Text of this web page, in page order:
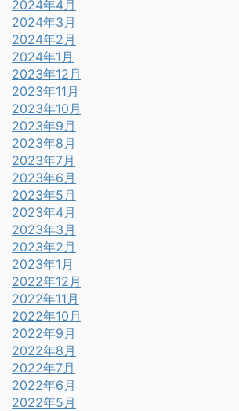
2024年4月
2024年3月
2024年2月
2024年1月
2023年12月
2023年11月
2023年10月
2023年9月
2023年8月
2023年7月
2023年6月
2023年5月
2023年4月
2023年3月
2023年2月
2023年1月
2022年12月
2022年11月
2022年10月
2022年9月
2022年8月
2022年7月
2022年6月
2022年5月